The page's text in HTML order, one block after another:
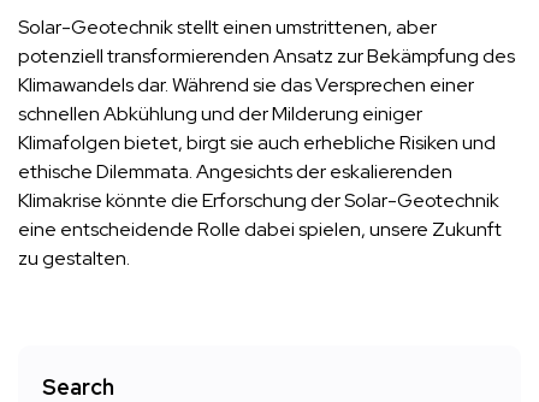
Solar-Geotechnik stellt einen umstrittenen, aber
potenziell transformierenden Ansatz zur Bekämpfung des
Klimawandels dar. Während sie das Versprechen einer
schnellen Abkühlung und der Milderung einiger
Klimafolgen bietet, birgt sie auch erhebliche Risiken und
ethische Dilemmata. Angesichts der eskalierenden
Klimakrise könnte die Erforschung der Solar-Geotechnik
eine entscheidende Rolle dabei spielen, unsere Zukunft
zu gestalten.
Search